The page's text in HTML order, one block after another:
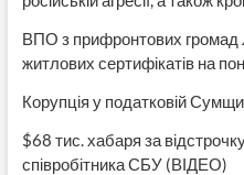
ВПО з прифронтових
житлових сертифікатів на
Корупція у податковій
$68 тис. хабаря за
співробітника СБУ (ВІДЕО)